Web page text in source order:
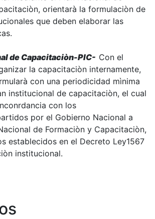
orientarà la formulaciòn de
que deben elaborar las
de Capacitaciòn-PIC- Con el
la capacitaciòn internamente,
con una periodicidad mìnima
institucional de capacitaciòn, el cual
con los
por el Gobierno Nacional a
de Formaciòn y Capacitaciòn,
establecidos en el Decreto Ley1567
institucional.